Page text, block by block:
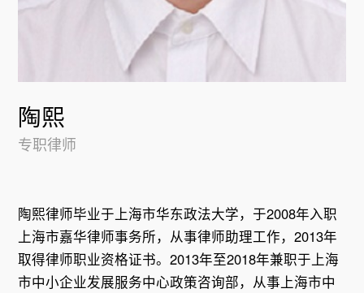
陶熙
专职律师
陶熙律师毕业于上海市华东政法大学，于2008年入职
上海市嘉华律师事务所，从事律师助理工作，2013年
取得律师职业资格证书。2013年至2018年兼职于上海
市中小企业发展服务中心政策咨询部，从事上海市中